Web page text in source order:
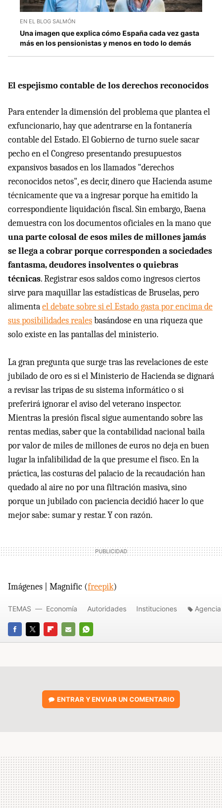
EN EL BLOG SALMÓN
Una imagen que explica cómo España cada vez gasta
más en los pensionistas y menos en todo lo demás
El espejismo contable de los derechos reconocidos
Para entender la dimensión del problema que plantea el
exfuncionario, hay que adentrarse en la fontanería
contable del Estado. El Gobierno de turno suele sacar
pecho en el Congreso presentando presupuestos
expansivos basados en los llamados "derechos
reconocidos netos", es decir, dinero que Hacienda asume
técnicamente que va a ingresar porque ha emitido la
correspondiente liquidación fiscal. Sin embargo, Baena
demuestra con los documentos oficiales en la mano que
una parte colosal de esos miles de millones jamás
se llega a cobrar porque corresponden a sociedades
fantasma, deudores insolventes o quiebras
técnicas. Registrar esos saldos como ingresos ciertos
sirve para maquillar las estadísticas de Bruselas, pero
alimentael debate sobre si el Estado gasta por encima de
sus posibilidades realesbasándose en una riqueza que
solo existe en las pantallas del ministerio.
La gran pregunta que surge tras las revelaciones de este
jubilado de oro es si el Ministerio de Hacienda se dignará
a revisar las tripas de su sistema informático o si
preferirá ignorar el aviso del veterano inspector.
Mientras la presión fiscal sigue aumentando sobre las
rentas medias, saber que la contabilidad nacional baila
por valor de miles de millones de euros no deja en buen
lugar la infalibilidad de la que presume el fisco. En la
práctica, las costuras del palacio de la recaudación han
quedado al aire no por una filtración masiva, sino
porque un jubilado con paciencia decidió hacer lo que
mejor sabe: sumar y restar. Y con razón.
Imágenes | Magnific (freepik)
FACEBOOK
TWITTERFLIPBOARD
E-
WHATSAPP
TEMAS Economía Autoridades Instituciones
ENTRAR Y ENVIAR UN COMENTARIO